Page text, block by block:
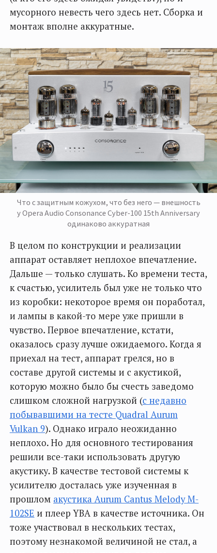
мусорного невесть чего здесь нет. Сборка и
монтаж вполне аккуратные.
Что с защитным кожухом, что без него — внешность
у Opera Audio Consonance Cyber-100 15th Anniversary
одинаково аккуратная
В целом по конструкции и реализации
аппарат оставляет неплохое впечатление.
Дальше — только слушать. Ко времени теста,
к счастью, усилитель был уже не только что
из коробки: некоторое время он поработал,
и лампы в какой-то мере уже пришли в
чувство. Первое впечатление, кстати,
оказалось сразу лучше ожидаемого. Когда я
приехал на тест, аппарат грелся, но в
составе другой системы и с акустикой,
которую можно было бы счесть заведомо
слишком сложной нагрузкой (с недавно
побывавшими на тесте Quadral Aurum
Vulkan 9). Однако играло неожиданно
неплохо. Но для основного тестирования
решили все-таки использовать другую
акустику. В качестве тестовой системы к
усилителю досталась уже изученная в
прошлом акустика Aurum Cantus Melody M-
102SE и плеер YBA в качестве источника. Он
тоже участвовал в нескольких тестах,
поэтому незнакомой величиной не стал, а